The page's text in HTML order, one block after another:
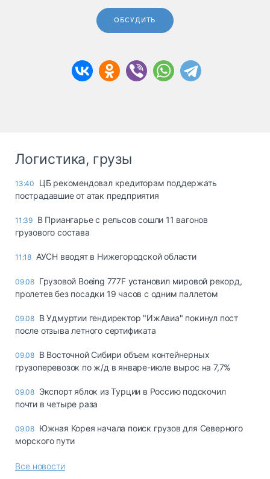
ОБСУДИТЬ
Логистика, грузы
13:40
ЦБ рекомендовал кредиторам поддержать
пострадавшие от атак предприятия
11:39 В Приангарье с рельсов сошли 11 вагонов
грузового состава
11:18 АУСН вводят в Нижегородской области
09.08 Грузовой Boeing 777F установил мировой рекорд,
пролетев без посадки 19 часов с одним паллетом
09.08 В Удмуртии гендиректор "ИжАвиа" покинул пост
после отзыва летного сертификата
09.08 В Восточной Сибири объем контейнерных
грузоперевозок по ж/д в январе-июле вырос на 7,7%
09.08 Экспорт яблок из Турции в Россию подскочил
почти в четыре раза
09.08 Южная Корея начала поиск грузов для Северного
морского пути
Все новости